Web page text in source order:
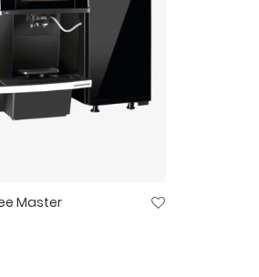
Master